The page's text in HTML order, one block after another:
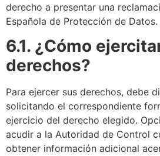
derecho a presentar una
Española de Protección de Datos.
6.1. ¿Cómo
derechos?
Para ejercer sus derechos, debe
solicitando el correspondiente
ejercicio del derecho elegido.
acudir a la Autoridad de Control
obtener información adicional